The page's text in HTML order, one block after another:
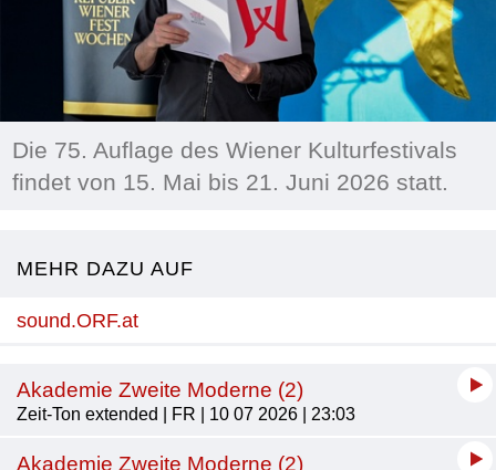
Die 75. Auflage des Wiener Kulturfestivals
findet von 15. Mai bis 21. Juni 2026 statt.
MEHR DAZU AUF
sound.ORF.at
Akademie Zweite Moderne (2)
Zeit-Ton extended | FR | 10 07 2026 | 23:03
Akademie Zweite Moderne (2)